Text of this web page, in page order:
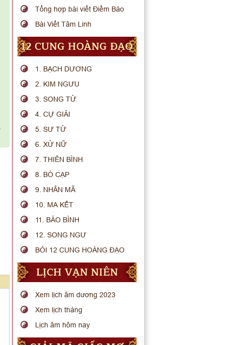
Tổng hợp bài viết Điềm Báo
Bài Viết Tâm Linh
12 CUNG HOÀNG ĐẠO
1. BẠCH DƯƠNG
2. KIM NGƯU
3. SONG TỬ
4. CỰ GIẢI
5. SƯ TỬ
6. XỬ NỮ
7. THIÊN BÌNH
8. BÒ CẠP
9. NHÂN MÃ
10. MA KẾT
11. BẢO BÌNH
12. SONG NGƯ
BÓI 12 CUNG HOÀNG ĐẠO
LỊCH VẠN NIÊN
Xem lịch âm dương 2023
Xem lịch tháng
Lịch âm hôm nay